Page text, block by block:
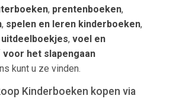
, prentenboeken,
, spelen en leren kinderboeken,
uitdeelboekjes, voel en
voor het slapengaan
kunt u ze vinden.
Kinderboeken kopen via